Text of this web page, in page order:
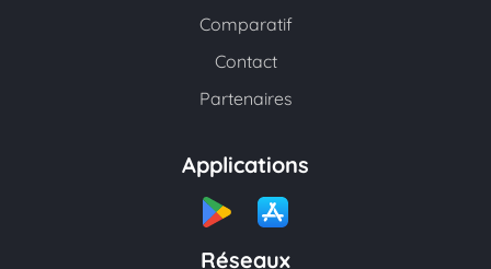
Comparatif
Contact
Partenaires
Applications
Réseaux